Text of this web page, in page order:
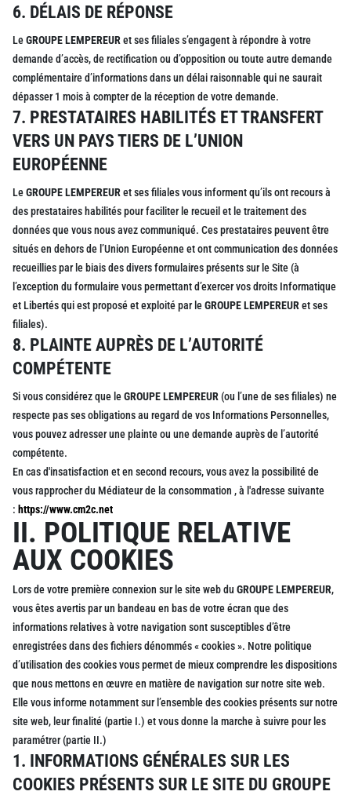
6. DÉLAIS DE RÉPONSE
LeGROUPE LEMPEREURet ses filiales s’engagent à répondre à votre
demande d’accès, de rectification ou d’opposition ou toute autre demande
complémentaire d’informations dans un délai raisonnable qui ne saurait
dépasser 1 mois à compter de la réception de votre demande.
7. PRESTATAIRES HABILITÉS ET TRANSFERT
VERS UN PAYS TIERS DE L’UNION
EUROPÉENNE
LeGROUPE LEMPEREURet ses filiales vous informent qu’ils ont recours à
des prestataires habilités pour faciliter le recueil et le traitement des
données que vous nous avez communiqué. Ces prestataires peuvent être
situés en dehors de l’Union Européenne et ont communication des données
recueillies par le biais des divers formulaires présents sur le Site (à
l’exception du formulaire vous permettant d’exercer vos droits Informatique
et Libertés qui est proposé et exploité par leGROUPE LEMPEREURet ses
filiales).
8. PLAINTE AUPRÈS DE L’AUTORITÉ
COMPÉTENTE
Si vous considérez que leGROUPE LEMPEREUR(ou l’une de ses filiales) ne
respecte pas ses obligations au regard de vos Informations Personnelles,
vous pouvez adresser une plainte ou une demande auprès de l’autorité
compétente.
En cas d'insatisfaction et en second recours, vous avez la possibilité de
vous rapprocher du Médiateur de la consommation , à l'adresse suivante
: https://www.cm2c.net
II. POLITIQUE RELATIVE
AUX COOKIES
Lors de votre première connexion sur le site web du GROUPE LEMPEREUR,
vous êtes avertis par un bandeau en bas de votre écran que des
informations relatives à votre navigation sont susceptibles d’être
enregistrées dans des fichiers dénommés « cookies ». Notre politique
d’utilisation des cookies vous permet de mieux comprendre les dispositions
que nous mettons en œuvre en matière de navigation sur notre site web.
Elle vous informe notamment sur l’ensemble des cookies présents sur notre
site web, leur finalité (partie I.) et vous donne la marche à suivre pour les
paramétrer (partie II.)
1. INFORMATIONS GÉNÉRALES SUR LES
COOKIES PRÉSENTS SUR LE SITE DU GROUPE